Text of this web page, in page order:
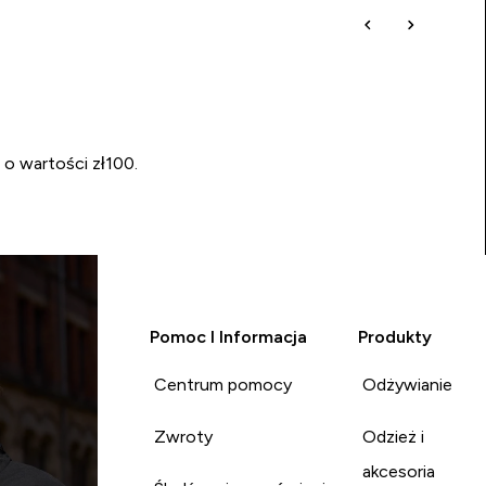
wartości zł100.
Pomoc I Informacja
Centrum pomocy
Zwroty
Produkty
Odżywianie
Odzież i
akcesoria